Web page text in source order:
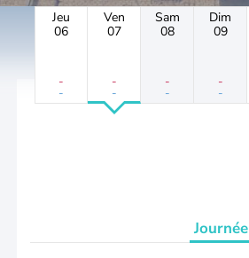
Jeu
06
-
-
Ven
07
-
-
Sam
08
-
-
Dim
09
-
-
Journée